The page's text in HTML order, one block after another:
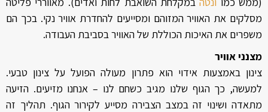
מסלקים את האוויר המזוהם ומסייעים להחדרת אוויר נקי. בכך הם
משפרים את האיכות הכוללת של האוויר בסביבת העבודה.
מצנני אוויר
צינון באמצעות אידוי הוא פתרון מעולה הפועל על צינון טבעי.
למעשה, כך הגוף שלנו מגיב כשחם לנו – אנחנו מזיעים. הזיעה
מתאדה ושינוי זה במצב הצבירה מסייע לקירור הגוף. תהליך זה